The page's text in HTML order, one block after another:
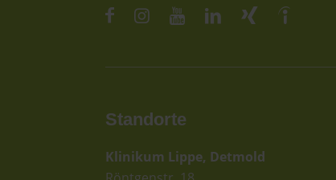
Standorte
Klinikum Lippe, Detmold